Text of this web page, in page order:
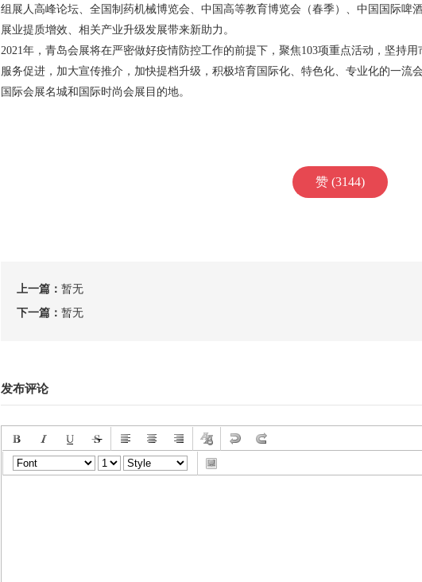
组展人高峰论坛、全国制药机械博览会、中国高等教育博览会（春季）、中国国际啤
展业提质增效、相关产业升级发展带来新助力。
2021年，青岛会展将在严密做好疫情防控工作的前提下，聚焦103项重点活动，坚持
服务促进，加大宣传推介，加快提档升级，积极培育国际化、特色化、专业化的一流
国际会展名城和国际时尚会展目的地。
赞 (3144)
上一篇： 暂无
下一篇： 暂无
发布评论